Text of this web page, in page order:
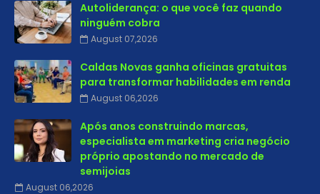
Autoliderança: o que você faz quando
ninguém cobra
August 07,2026
Caldas Novas ganha oficinas gratuitas
para transformar habilidades em renda
August 06,2026
Após anos construindo marcas,
especialista em marketing cria negócio
próprio apostando no mercado de
semijoias
August 06,2026